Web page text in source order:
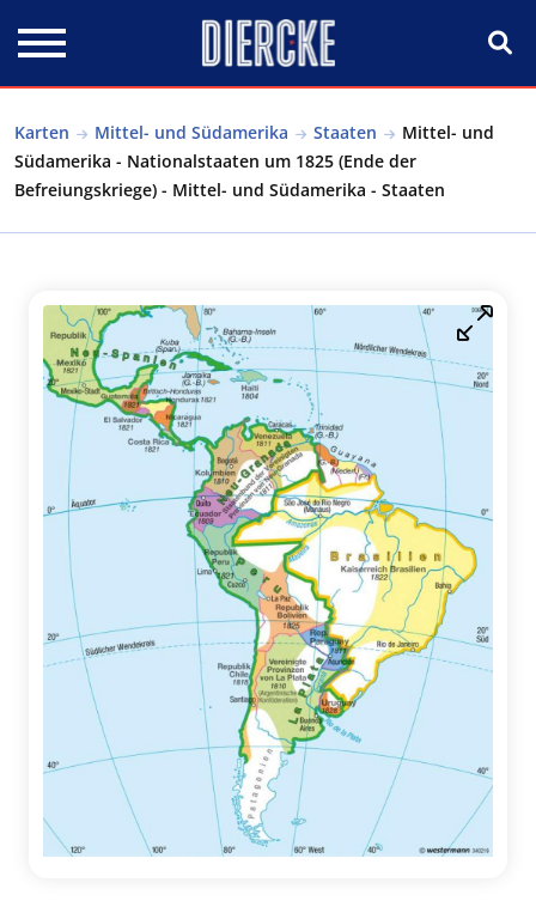
Karten Mittel- und Südamerika Staaten
Mittel- und
Südamerika - Nationalstaaten um 1825 (Ende der
Befreiungskriege) - Mittel- und Südamerika - Staaten